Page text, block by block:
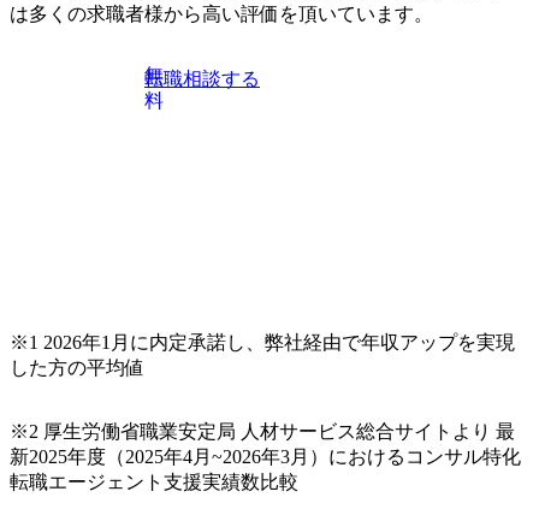
も関わらず、外資系戦略コンサルティングファームや総合
り、常に刺激を受けながらプロジェクトワークが可能 総合
コンサルティングファームの名の通り、全方位のクライア
サルティングファームの立ち上げフェーズに関わることが
できる 豊富な経験を持つコンサル経験者の場合は、自らチ
ーションの開発 など) シンプレクスの顧客基盤、エンジニ
アケイパビリティを活かた確度の高い事業立ち上げが経験
できる 2026年8月21日(金) 19:30〜21:30 (19:20開場) 2026年8
は多くの求職者様から高い評価を頂いています。
無
料
転職相談する
※1 2026年1月に内定承諾し、弊社経由で年収アップを実現
した方の平均値
※2 厚生労働省職業安定局 人材サービス総合サイトより 最
新2025年度（2025年4月~2026年3月）におけるコンサル特化
転職エージェント支援実績数比較